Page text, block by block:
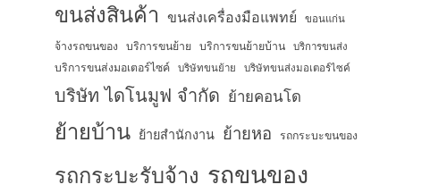
ขนส่งสินค้า ขนส่งเครื่องมือแพทย์ ขอนแก่น
จ้างรถขนของ บริการขนย้าย บริการขนย้ายบ้าน บริการขนส่ง
บริการขนส่งมอเตอร์ไซค์ บริษัทขนย้าย บริษัทขนส่งมอเตอร์ไซค์
บริษัท ไดโนมูฟ จำกัด ย้ายคอนโด
ย้ายบ้าน ย้ายสำนักงาน ย้ายหอ รถกระบะขนของ
รถกระบะรับจ้าง รถขนของ